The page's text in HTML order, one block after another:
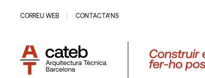
CORREU WEB CONTACTA’NS